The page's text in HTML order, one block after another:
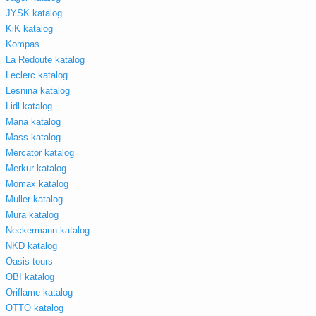
JYSK katalog
KiK katalog
Kompas
La Redoute katalog
Leclerc katalog
Lesnina katalog
Lidl katalog
Mana katalog
Mass katalog
Mercator katalog
Merkur katalog
Momax katalog
Muller katalog
Mura katalog
Neckermann katalog
NKD katalog
Oasis tours
OBI katalog
Oriflame katalog
OTTO katalog